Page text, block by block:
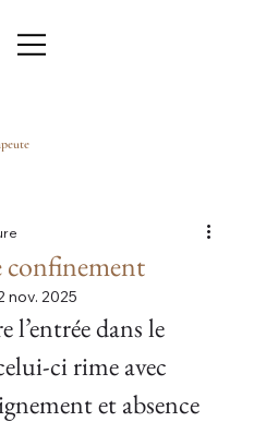
confinement
nov. 2025
dans le
ci rime avec
et absence